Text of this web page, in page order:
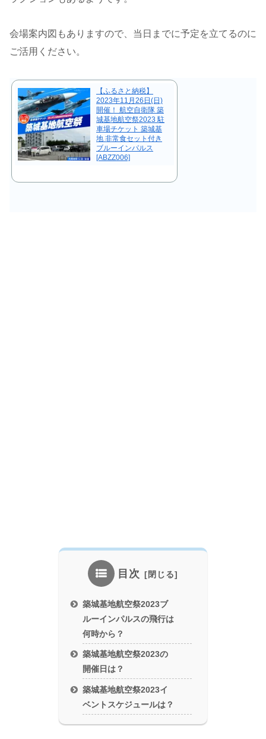
会場案内図もありますので、当日までに予定を立てるのに
ご活用ください。
【ふるさと納税】
2023年11月26日(日)
開催！ 航空自衛隊 築
城基地航空祭2023 駐
車場チケット 築城基
地 非常食セット付き
ブルーインパルス
[ABZZ006]
目次
築城基地航空祭2023ブ
ルーインパルスの飛行は
何時から？
築城基地航空祭2023の
開催日は？
築城基地航空祭2023イ
ベントスケジュールは？